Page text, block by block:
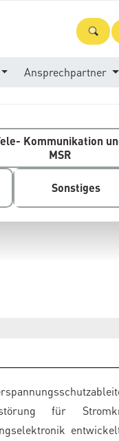
Ansprechpartner
Kommunikation
MSR
Sonstiges
für